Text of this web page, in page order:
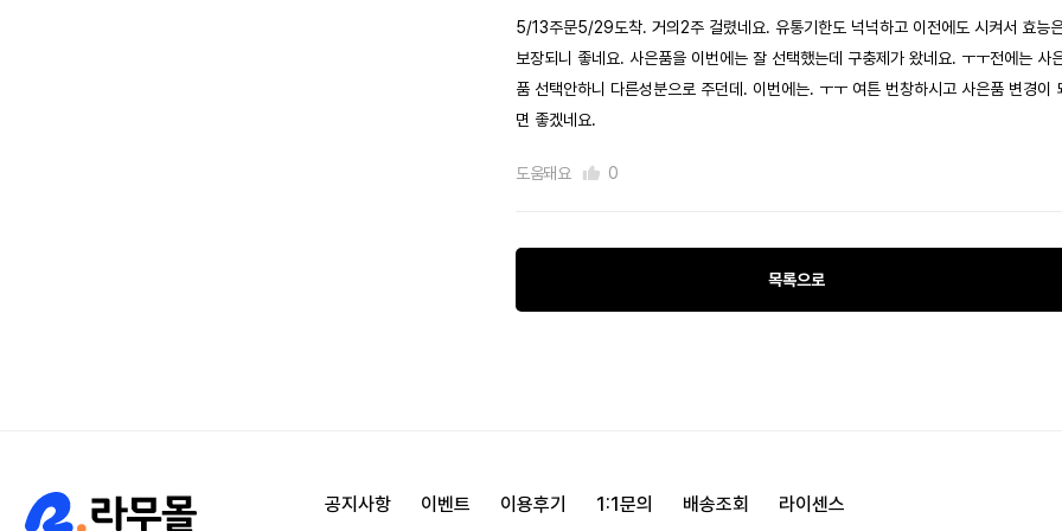
5/13주문5/29도착. 거의2주 걸렸네요. 유통기한도 넉넉하고 이전에도 시켜서 효능
보장되니 좋네요. 사은품을 이번에는 잘 선택했는데 구충제가 왔네요. ㅜㅜ전에는 사
품 선택안하니 다른성분으로 주던데. 이번에는. ㅜㅜ 여튼 번창하시고 사은품 변경이
면 좋겠네요.
도움돼요 0
목록으로
공지사항 이벤트 이용후기 1:1문의 배송조회 라이센스